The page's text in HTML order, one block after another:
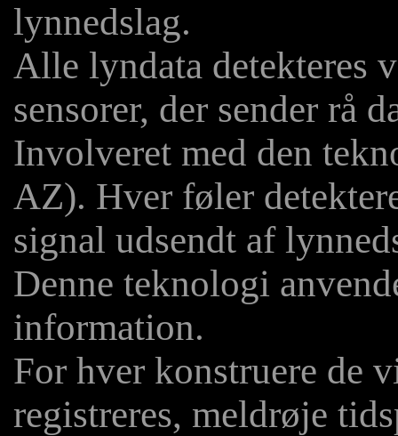
lynnedslag.
Alle lyndata detekteres
sensorer, der sender rå
Involveret med den
AZ). Hver føler
signal udsendt af
Denne teknologi
information.
For hver konstruere de
registreres, meldrøje